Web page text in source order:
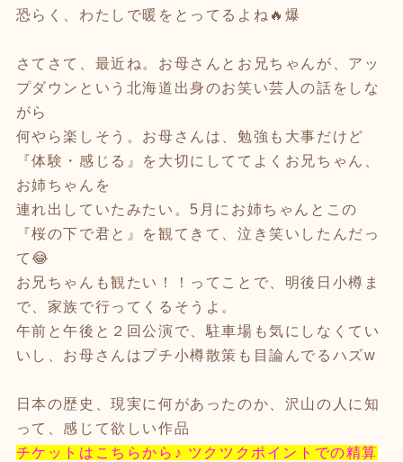
恐らく、わたしで暖をとってるよね🔥爆
さてさて、最近ね。お母さんとお兄ちゃんが、アッ
プダウンという北海道出身のお笑い芸人の話をしな
がら
何やら楽しそう。お母さんは、勉強も大事だけど
『体験・感じる』を大切にしててよくお兄ちゃん、
お姉ちゃんを
連れ出していたみたい。5月にお姉ちゃんとこの
『桜の下で君と』を観てきて、泣き笑いしたんだっ
て😂
お兄ちゃんも観たい！！ってことで、明後日小樽ま
で、家族で行ってくるそうよ。
午前と午後と２回公演で、駐車場も気にしなくてい
いし、お母さんはプチ小樽散策も目論んでるハズw
日本の歴史、現実に何があったのか、沢山の人に知
って、感じて欲しい作品
チケットはこちらから♪ ツクツクポイントでの精算